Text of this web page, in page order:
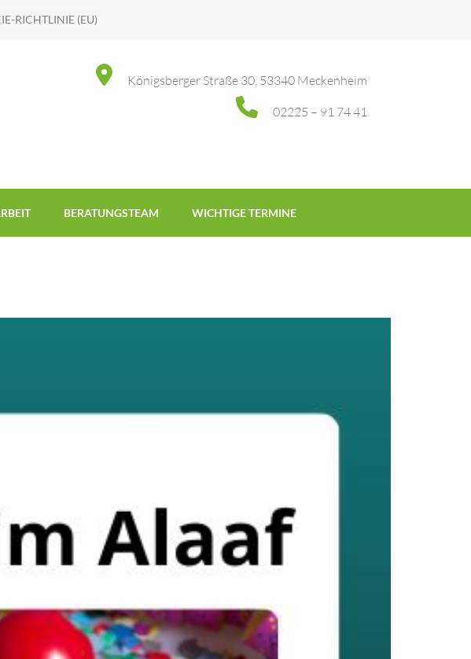
RICHTLINIE (EU)
Königsberger Straße 30, 53340 Meckenheim
02225 – 91 74 41
BERATUNGSTEAM WICHTIGE TERMINE